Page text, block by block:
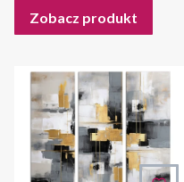
Zobacz produkt